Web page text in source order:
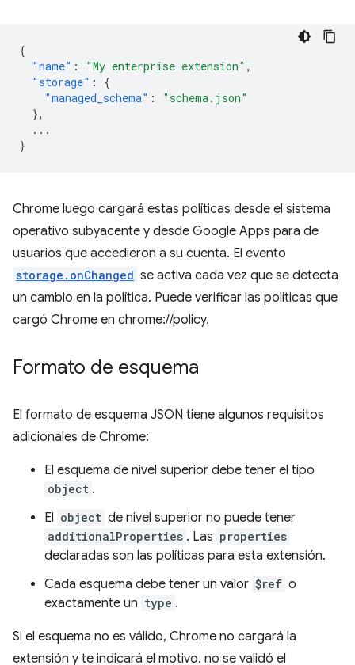
{
"name" : "My enterprise extension" ,
"storage" :
{
"managed_schema" :
"schema.json"
},
...
}
Chrome luego cargará estas políticas desde el sistema
operativo subyacente y desde Google Apps para de
usuarios que accedieron a su cuenta. El evento
storage.onChanged se activa cada vez que se detecta
un cambio en la política. Puede verificar las políticas que
cargó Chrome en chrome://policy.
Formato de esquema
El formato de esquema JSON tiene algunos requisitos
adicionales de Chrome:
El esquema de nivel superior debe tener el tipo
object .
El object de nivel superior no puede tener
additionalProperties . Las properties
declaradas son las políticas para esta extensión.
Cada esquema debe tener un valor $ref o
exactamente un type .
Si el esquema no es válido, Chrome no cargará la
extensión y te indicará el motivo. no se validó el